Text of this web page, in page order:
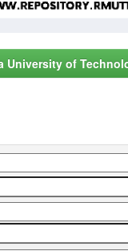
University of